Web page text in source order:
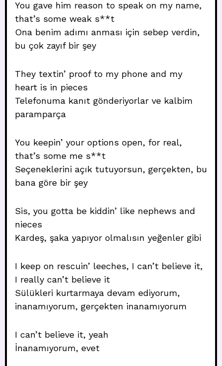
You gave him reason to speak on my name,
that’s some weak s**t
Ona benim adımı anması için sebep verdin,
bu çok zayıf bir şey
They textin’ proof to my phone and my
heart is in pieces
Telefonuma kanıt gönderiyorlar ve kalbim
paramparça
You keepin’ your options open, for real,
that’s some me s**t
Seçeneklerini açık tutuyorsun, gerçekten, bu
bana göre bir şey
Sis, you gotta be kiddin’ like nephews and
nieces
Kardeş, şaka yapıyor olmalısın yeğenler gibi
I keep on rescuin’ leeches, I can’t believe it,
I really can’t believe it
Sülükleri kurtarmaya devam ediyorum,
inanamıyorum, gerçekten inanamıyorum
I can’t believe it, yeah
İnanamıyorum, evet